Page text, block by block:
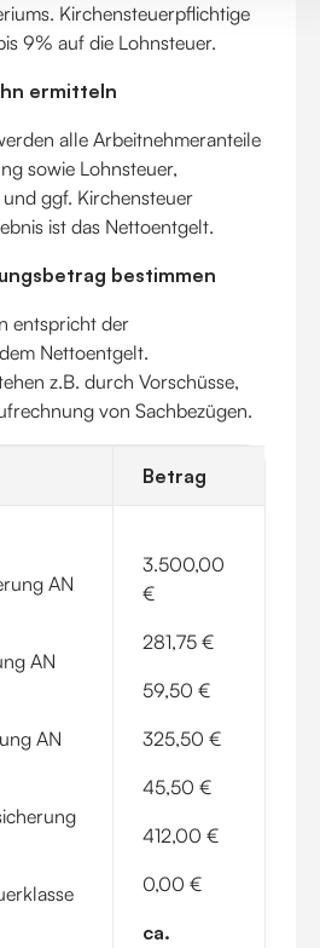
Kirchensteuerpflichtige
9% auf die Lohnsteuer.
ermitteln
alle Arbeitnehmeranteile
sowie Lohnsteuer,
ggf. Kirchensteuer
ist das Nettoentgelt.
bestimmen
entspricht der
Nettoentgelt.
z.B. durch Vorschüsse,
von Sachbezügen.
Betrag
AN
AN
AN
3.500,00
€
281,75 €
59,50 €
325,50 €
45,50 €
412,00 €
0,00 €
ca.